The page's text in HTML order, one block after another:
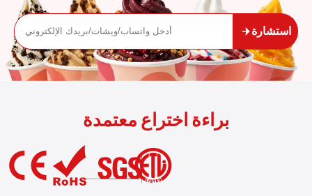
استشارة
براءة اختراع معتمدة